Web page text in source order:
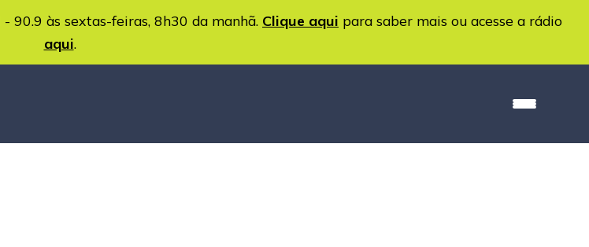
90.9 às sextas-feiras, 8h30 da manhã. Clique aqui para saber mais ou acesse a rádio
aqui.